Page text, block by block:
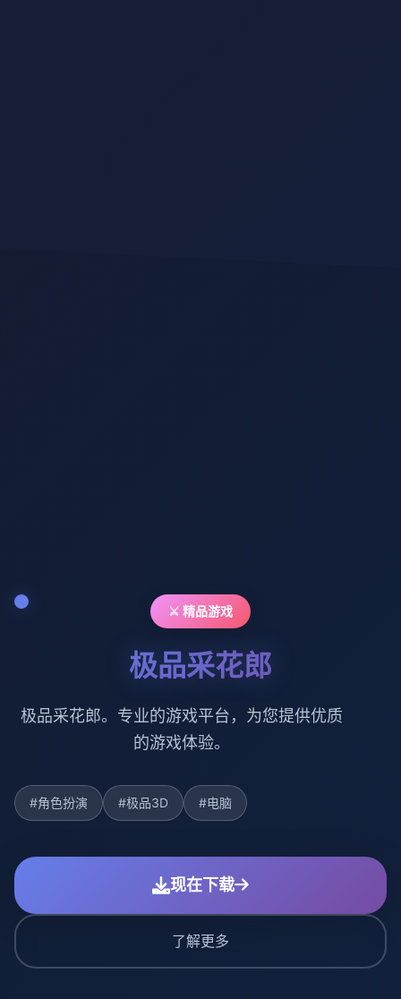
⚔️ 精品游戏
极品采花郎
极品采花郎。专业的游戏平台，为您提供优质
的游戏体验。
#角色扮演 #极品3D #电脑
现在下载
了解更多